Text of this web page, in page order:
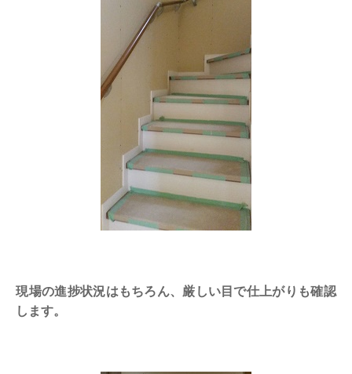
現場の進捗状況はもちろん、厳しい目で仕上がりも確認
します。